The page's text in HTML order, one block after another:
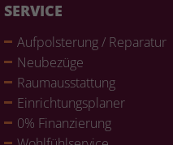
SERVICE
Auf­pols­te­rung / Reparatur
Neubezüge
Raum­aus­stat­tung
Ein­rich­tungs­pla­ner
0% Finan­zie­rung